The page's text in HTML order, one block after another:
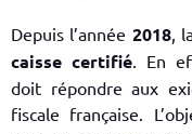
Depuis l’année 2018,
caisse certifié . En
doit répondre aux
fiscale française.